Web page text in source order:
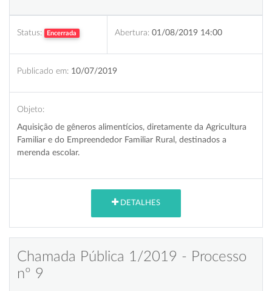
Status: Encerrada Abertura: 01/08/2019 14:00
Publicado em: 10/07/2019
Objeto:
Aquisição de gêneros alimentícios, diretamente da Agricultura
Familiar e do Empreendedor Familiar Rural, destinados a
merenda escolar.
DETALHES
Chamada Pública 1/2019 - Processo
nº 9